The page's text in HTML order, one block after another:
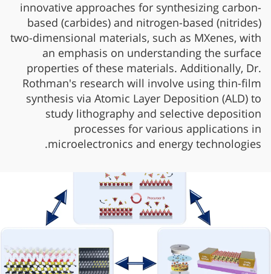
innovative approaches for synthesizing carbon-
based (carbides) and nitrogen-based (nitrides)
two-dimensional materials, such as MXenes, with
an emphasis on understanding the surface
properties of these materials. Additionally, Dr.
Rothman's research will involve using thin-film
synthesis via Atomic Layer Deposition (ALD) to
study lithography and selective deposition
processes for various applications in
microelectronics and energy technologies.